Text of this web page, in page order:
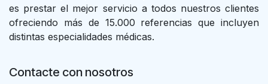
es prestar el mejor servicio a todos nuestros clientes
ofreciendo más de 15.000 referencias que incluyen
distintas especialidades médicas.
Contacte con nosotros